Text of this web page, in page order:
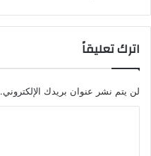
اترك تعليقاً
لن يتم نشر عنوان بريدك الإلكتروني.